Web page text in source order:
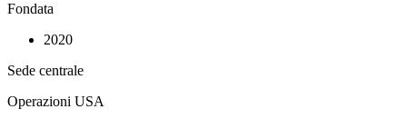
Fondata
2020
Sede centrale
Operazioni USA